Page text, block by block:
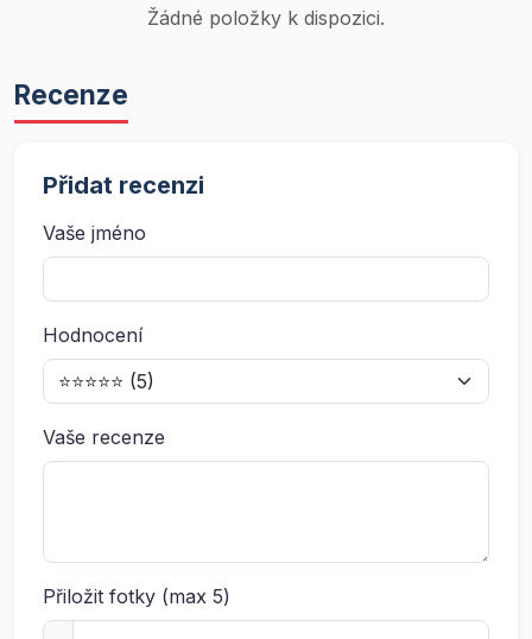
Žádné položky k dispozici.
Recenze
Přidat recenzi
Vaše jméno
Hodnocení
Vaše recenze
Přiložit fotky (max 5)